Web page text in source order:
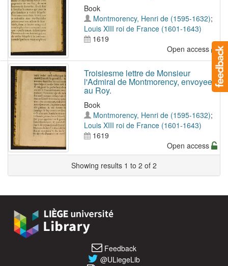
Book
Montmorency, Henri de (1595-1632);
Louis XIII roi de France (1601-1643)
1619
Open access
Troisiesme lettre de Monsieur
l'Admiral de Montmorency, envoyee
au Roy.
Book
Montmorency, Henri de (1595-1632);
Louis XIII roi de France (1601-1643)
1619
Open access
Showing results 1 to 2 of 2
Feedback
@ULiegeLib